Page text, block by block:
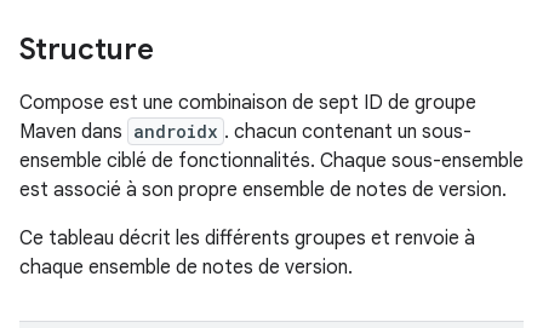
Structure
Compose est une combinaison de sept ID de groupe
Maven dans androidx . chacun contenant un sous-
ensemble ciblé de fonctionnalités. Chaque sous-ensemble
est associé à son propre ensemble de notes de version.
Ce tableau décrit les différents groupes et renvoie à
chaque ensemble de notes de version.